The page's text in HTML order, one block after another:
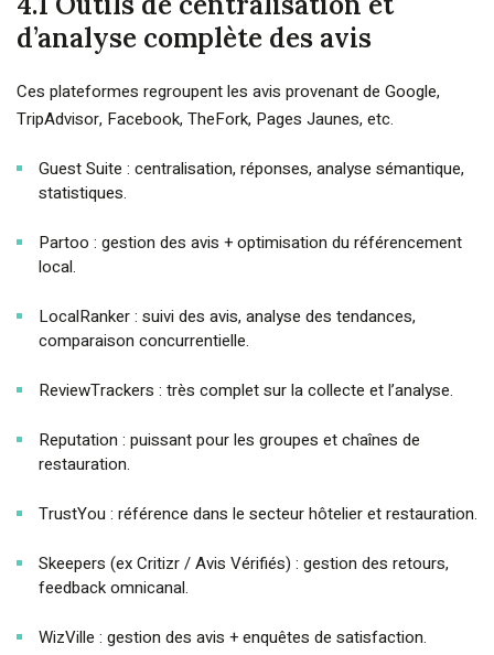
d’analyse complète des avis
Ces plateformes regroupent les avis provenant de Google,
TripAdvisor, Facebook, TheFork, Pages Jaunes, etc.
Guest Suite : centralisation, réponses, analyse sémantique,
statistiques.
Partoo : gestion des avis + optimisation du référencement
local.
LocalRanker : suivi des avis, analyse des tendances,
comparaison concurrentielle.
ReviewTrackers : très complet sur la collecte et l’analyse.
Reputation : puissant pour les groupes et chaînes de
restauration.
TrustYou : référence dans le secteur hôtelier et restauration.
Skeepers (ex Critizr / Avis Vérifiés) : gestion des retours,
feedback omnicanal.
WizVille : gestion des avis + enquêtes de satisfaction.